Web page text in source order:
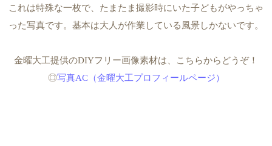
これは特殊な一枚で、たまたま撮影時にいた子どもがやっちゃ
った写真です。基本は大人が作業している風景しかないです。
金曜大工提供のDIYフリー画像素材は、こちらからどうぞ！
◎写真AC（金曜大工プロフィールページ）